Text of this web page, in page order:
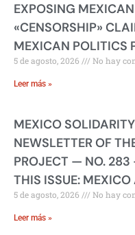
EXPOSING
«CENSORSHIP»
MEXICAN POLITICS
5 de agosto, 2026 No hay
Leer más »
MEXICO
NEWSLETTER OF
PROJECT — NO.
THIS ISSUE:
5 de agosto, 2026 No hay
Leer más »